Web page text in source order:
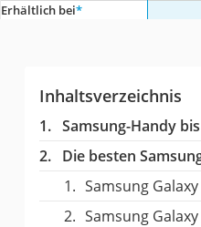
Erhältlich bei*
Inhaltsverzeichnis
Samsung-Handy
Die besten
Samsung Galaxy
Samsung Galaxy